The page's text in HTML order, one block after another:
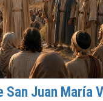
San Juan María